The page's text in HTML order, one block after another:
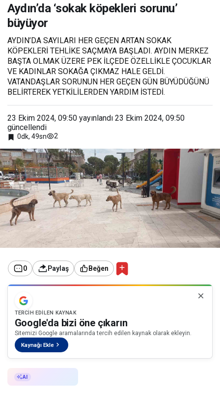
büyüyor
Aydın’da ‘sokak köpekleri sorunu’
büyüyor
AYDIN’DA SAYILARI HER GEÇEN ARTAN SOKAK
KÖPEKLERİ TEHLİKE SAÇMAYA BAŞLADI. AYDIN MERKEZ
BAŞTA OLMAK ÜZERE PEK İLÇEDE ÖZELLİKLE ÇOCUKLAR
VE KADINLAR SOKAĞA ÇIKMAZ HALE GELDİ.
VATANDAŞLAR SORUNUN HER GEÇEN GÜN BÜYÜDÜĞÜNÜ
BELİRTEREK YETKİLİLERDEN YARDIM İSTEDİ.
23 Ekim 2024, 09:50 yayınlandı 23 Ekim 2024, 09:50
güncellendi
0dk, 49sn 2
0 Paylaş Beğen
TERCIH EDILEN KAYNAK
Google'da bizi öne çıkarın
Sitemizi Google aramalarında tercih edilen kaynak olarak ekleyin.
Kaynağı Ekle
AI